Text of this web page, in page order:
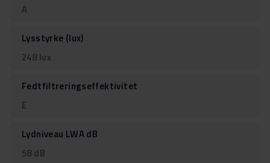
A
Lysstyrke (lux)
248 lux
Fedtfiltreringseffektivitet
E
Lydniveau LWA dB
58 dB